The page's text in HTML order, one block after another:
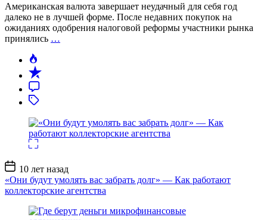
Американская валюта завершает неудачный для себя год
далеко не в лучшей форме. После недавних покупок на
ожиданиях одобрения налоговой реформы участники рынка
принялись …
Дата
записи
10 лет назад
«Они будут умолять вас забрать долг» — Как работают
коллекторские агентства